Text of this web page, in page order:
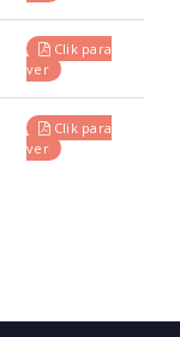
Clik para
ver
Clik para
ver